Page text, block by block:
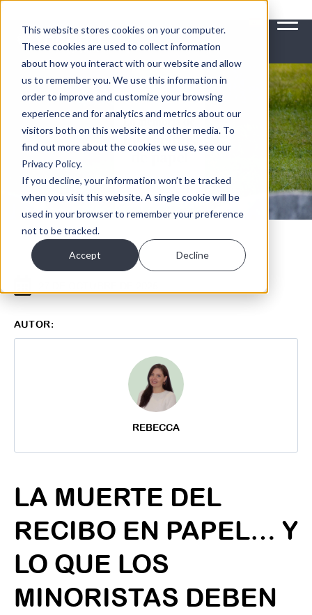
This website stores cookies on your computer.
These cookies are used to collect information
about how you interact with our website and allow
us to remember you. We use this information in
order to improve and customize your browsing
experience and for analytics and metrics about our
visitors both on this website and other media. To
find out more about the cookies we use, see our
Privacy Policy.
If you decline, your information won’t be tracked
when you visit this website. A single cookie will be
used in your browser to remember your preference
not to be tracked.
Accept Decline
AUTOR:
REBECCA
LA MUERTE DEL
RECIBO EN PAPEL… Y
LO QUE LOS
MINORISTAS DEBEN